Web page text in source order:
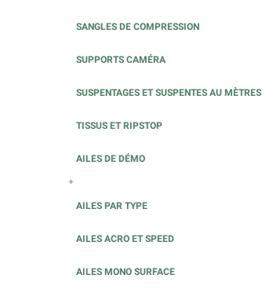
SANGLES DE COMPRESSION
SUPPORTS CAMÉRA
SUSPENTAGES ET SUSPENTES AU MÈTRES
TISSUS ET RIPSTOP
AILES DE DÉMO
+
AILES PAR TYPE
AILES ACRO ET SPEED
AILES MONO SURFACE